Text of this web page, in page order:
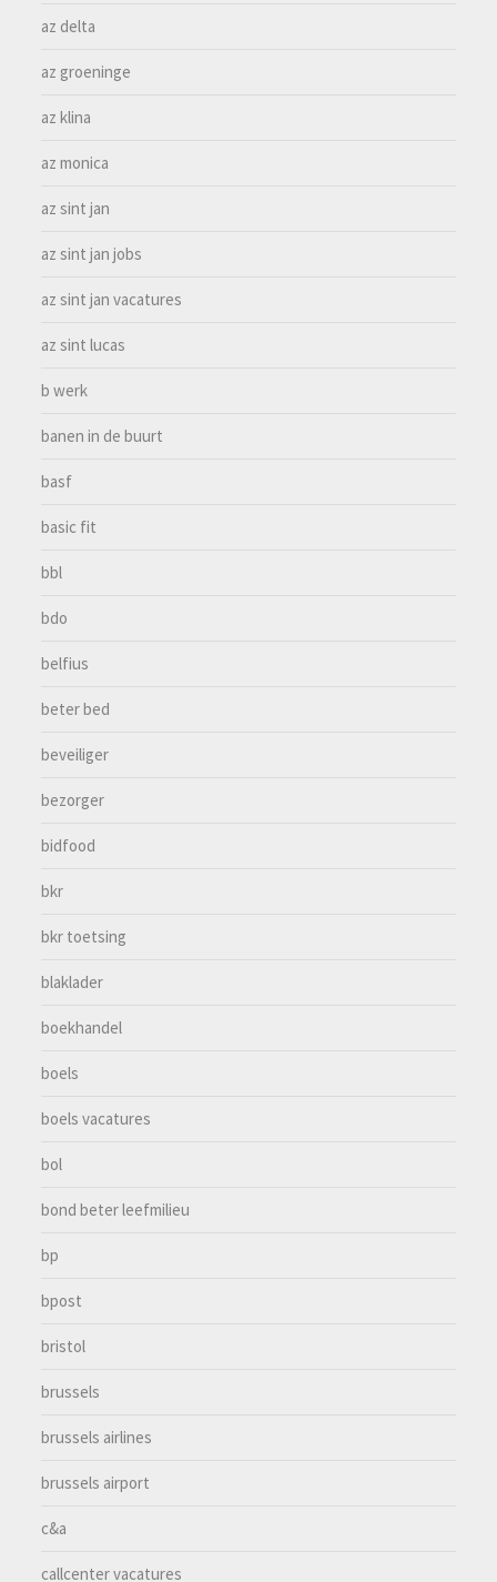
az delta
az groeninge
az klina
az monica
az sint jan
az sint jan jobs
az sint jan vacatures
az sint lucas
b werk
banen in de buurt
basf
basic fit
bbl
bdo
belfius
beter bed
beveiliger
bezorger
bidfood
bkr
bkr toetsing
blaklader
boekhandel
boels
boels vacatures
bol
bond beter leefmilieu
bp
bpost
bristol
brussels
brussels airlines
brussels airport
c&a
callcenter vacatures